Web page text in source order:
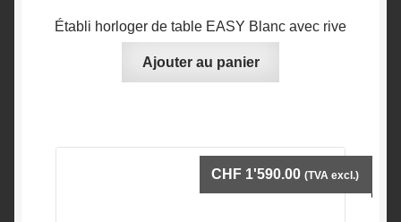
Établi horloger de table EASY Blanc avec rive
Ajouter au panier
CHF 1'590.00 (TVA excl.)